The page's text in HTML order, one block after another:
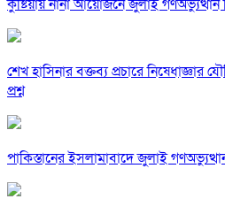
কুষ্টিয়ায় নানা আয়োজনে জুলাই
শেখ হাসিনার বক্তব্য প্রচারে নিষেধাজ্ঞার
প্রশ্ন
পাকিস্তানের ইসলামাবাদে জুলাই